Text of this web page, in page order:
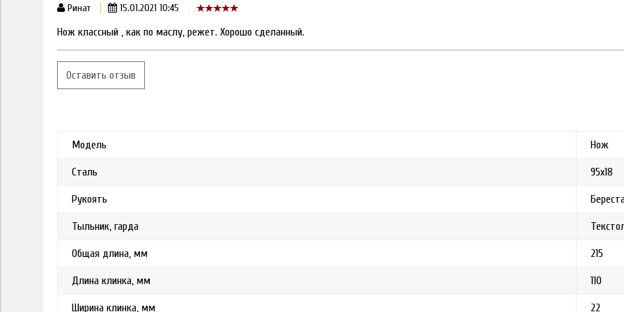
Ринат 15.01.2021 10:45
Нож классный , как по маслу, режет. Хорошо сделанный.
Оставить отзыв
Модель Нож
Сталь 95x18
Рукоять
Тыльник, гарда
Общая длина, мм 215
Длина клинка, мм 110
Ширина клинка, мм 22